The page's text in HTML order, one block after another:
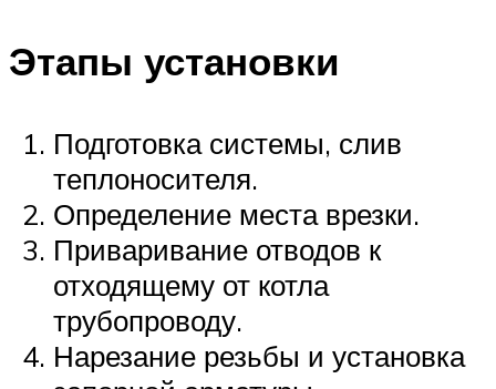
Этапы установки
Подготовка системы, слив
теплоносителя.
Определение места врезки.
Приваривание отводов к
отходящему от котла
трубопроводу.
Нарезание резьбы и установка